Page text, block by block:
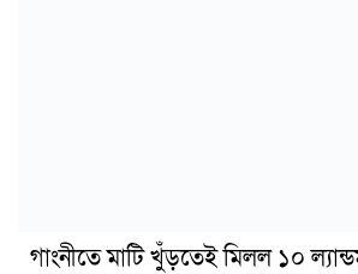
গাংনীতে মাটি খুঁড়তেই মিলল ১০